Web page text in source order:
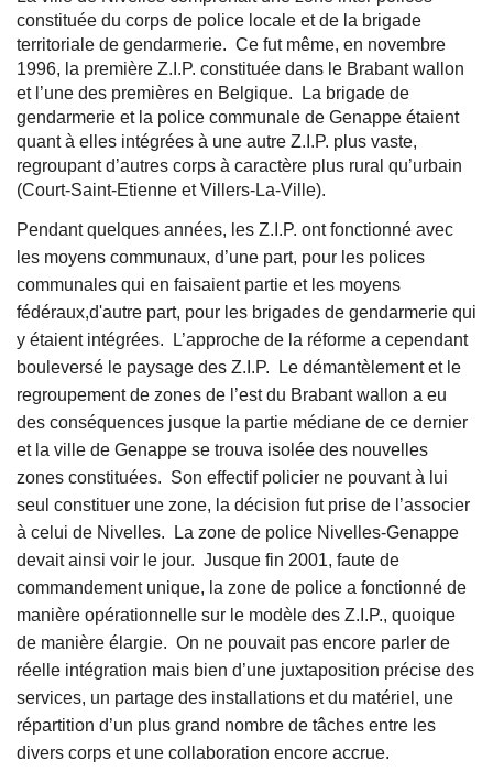
constituée du corps de police locale et de la brigade
territoriale de gendarmerie. Ce fut même, en novembre
1996, la première Z.I.P. constituée dans le Brabant wallon
et l’une des premières en Belgique. La brigade de
gendarmerie et la police communale de Genappe étaient
quant à elles intégrées à une autre Z.I.P. plus vaste,
regroupant d’autres corps à caractère plus rural qu’urbain
(Court-Saint-Etienne et Villers-La-Ville).
Pendant quelques années, les Z.I.P. ont fonctionné avec
les moyens communaux, d’une part, pour les polices
communales qui en faisaient partie et les moyens
fédéraux,d'autre part, pour les brigades de gendarmerie qui
y étaient intégrées. L’approche de la réforme a cependant
bouleversé le paysage des Z.I.P. Le démantèlement et le
regroupement de zones de l’est du Brabant wallon a eu
des conséquences jusque la partie médiane de ce dernier
et la ville de Genappe se trouva isolée des nouvelles
zones constituées. Son effectif policier ne pouvant à lui
seul constituer une zone, la décision fut prise de l’associer
à celui de Nivelles. La zone de police Nivelles-Genappe
devait ainsi voir le jour. Jusque fin 2001, faute de
commandement unique, la zone de police a fonctionné de
manière opérationnelle sur le modèle des Z.I.P., quoique
de manière élargie. On ne pouvait pas encore parler de
réelle intégration mais bien d’une juxtaposition précise des
services, un partage des installations et du matériel, une
répartition d’un plus grand nombre de tâches entre les
divers corps et une collaboration encore accrue.